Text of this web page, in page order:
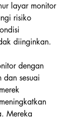
layar monitor
risiko
diinginkan.
dengan
dan sesuai
Mereka